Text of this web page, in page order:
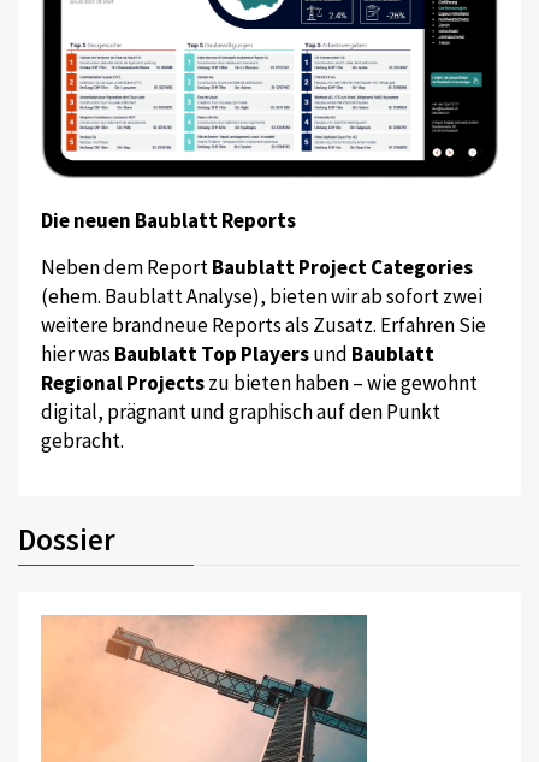
Die neuen Baublatt Reports
Neben dem ReportBaublatt Project Categories
(ehem. Baublatt Analyse), bieten wir ab sofort zwei
weitere brandneue Reports als Zusatz. Erfahren Sie
hier was Baublatt Top Playersund Baublatt
Regional Projectszu bieten haben – wie gewohnt
digital, prägnant und graphisch auf den Punkt
gebracht.
Dossier